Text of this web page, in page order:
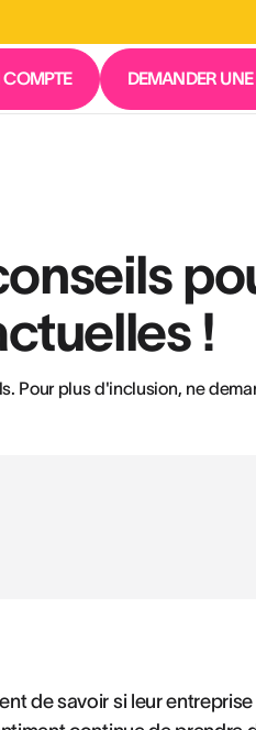
DEMANDER
!
Pour plus d'inclusion, ne
de savoir si leur entreprise